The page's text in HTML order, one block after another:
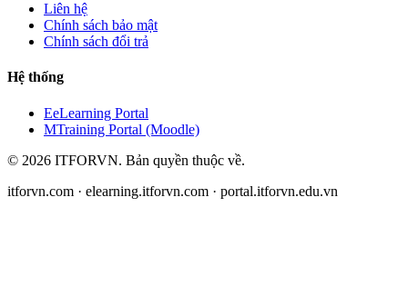
Liên hệ
Chính sách bảo mật
Chính sách đổi trả
Hệ thống
EeLearning Portal
MTraining Portal (Moodle)
© 2026 ITFORVN. Bản quyền thuộc về.
itforvn.com · elearning.itforvn.com · portal.itforvn.edu.vn